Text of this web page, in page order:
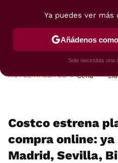
POSTRES VIAJES
HOY SE HABLA DE Cena
Costco estrena
compra online:
Madrid, Sevilla,
Ya puedes ver más
Añádenos
Solo necesitas una